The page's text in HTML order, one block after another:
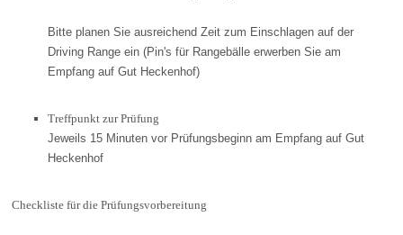
Bitte planen Sie ausreichend Zeit zum Einschlagen auf der
Driving Range ein (Pin's für Rangebälle erwerben Sie am
Empfang auf Gut Heckenhof)
Treffpunkt zur Prüfung
Jeweils 15 Minuten vor Prüfungsbeginn am Empfang auf Gut
Heckenhof
Checkliste für die Prüfungsvorbereitung